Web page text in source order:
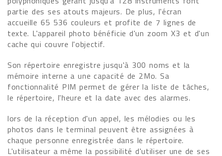
partie des ses atouts majeurs. De plus, l'écran
accueille 65 536 couleurs et profite de 7 lignes de
texte. L'appareil photo bénéficie d'un zoom X3 et d'un
cache qui couvre l'objectif.
Son répertoire enregistre jusqu'à 300 noms et la
mémoire interne a une capacité de 2Mo. Sa
fonctionnalité PIM permet de gérer la liste de tâches,
le répertoire, l'heure et la date avec des alarmes.
lors de la réception d'un appel, les mélodies ou les
photos dans le terminal peuvent être assignées à
chaque personne enregistrée dans le répertoire.
L'utilisateur a même la possibilité d'utiliser une de ses